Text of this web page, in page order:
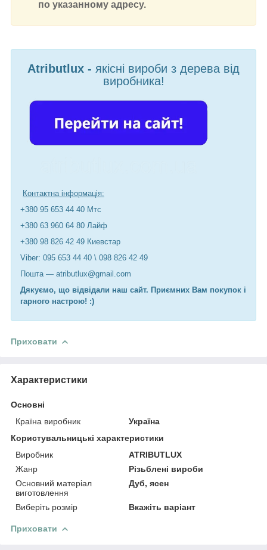
по указанному адресу.
Atributlux - якісні вироби з дерева від
виробника!
Контактна інформація:
+380 95 653 44 40 Мтс
+380 63 960 64 80 Лайф
+380 98 826 42 49 Киевстар
Viber: 095 653 44 40 \ 098 826 42 49
Пошта — atributlux@gmail.com
Дякуємо, що відвідали наш сайт. Приємних Вам покупок і
гарного настрою! :)
Приховати
Характеристики
Основні
Країна виробник
Україна
Користувальницькі характеристики
Виробник
ATRIBUTLUX
Жанр
Різьблені вироби
Основний матеріал
виготовлення
Дуб, ясен
Виберіть розмір Вкажіть варіант
Приховати